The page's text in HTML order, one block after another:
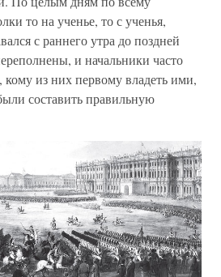
то на ученье, то с ученья,
с раннего утра до поздней
и начальники часто
из них первому владеть ими,
составить правильную